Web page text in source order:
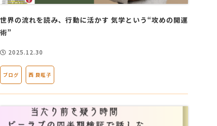
世界の流れを読み、行動に活かす 気学という“攻めの開運
術”
2025.12.30
ブログ 西 良旺子